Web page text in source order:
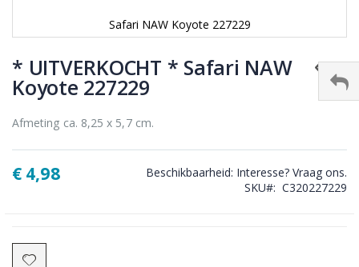
Safari NAW Koyote 227229
naar
het
begin
de
afbeeldingen-
gallerij
* UITVERKOCHT * Safari NAW
Koyote 227229
Afmeting ca. 8,25 x 5,7 cm.
€ 4,98 Beschikbaarheid: Interesse? Vraag ons.
SKU
C320227229